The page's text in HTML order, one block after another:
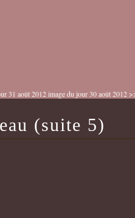
31 août 2012 image du jour 30 août 2012
(suite 5)